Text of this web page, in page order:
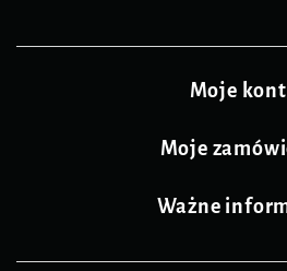
Moje
Moje
Ważne